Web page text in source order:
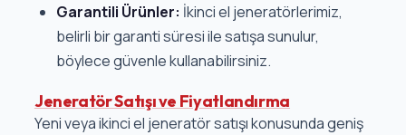
Garantili Ürünler: İkinci el jeneratörlerimiz,
belirli bir garanti süresi ile satışa sunulur,
böylece güvenle kullanabilirsiniz.
Jeneratör Satışı ve Fiyatlandırma
Yeni veya ikinci el jeneratör satışı konusunda geniş